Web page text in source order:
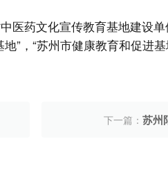
医药文化宣传教育基地建设
”，“苏州市健康教育和促进
下一篇： 苏州